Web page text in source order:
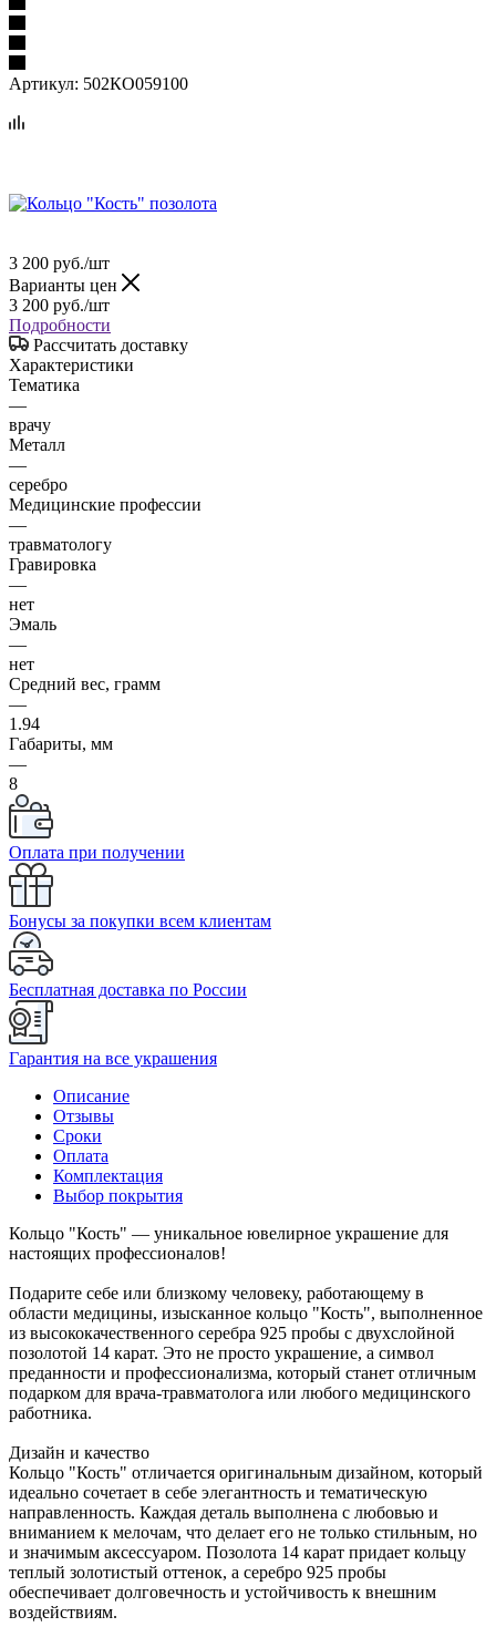
Артикул: 502КО059100
3 200 руб./шт
Варианты цен
3 200 руб./шт
Подробности
Рассчитать доставку
Характеристики
Тематика
—
врачу
Металл
—
серебро
Медицинские профессии
—
травматологу
Гравировка
—
нет
Эмаль
—
нет
Средний вес, грамм
—
1.94
Габариты, мм
—
8
Оплата при получении
Бонусы за покупки всем клиентам
Бесплатная доставка по России
Гарантия на все украшения
Описание
Отзывы
Сроки
Оплата
Комплектация
Выбор покрытия
Кольцо "Кость" — уникальное ювелирное украшение для
настоящих профессионалов!
Подарите себе или близкому человеку, работающему в
области медицины, изысканное кольцо "Кость", выполненное
из высококачественного серебра 925 пробы с двухслойной
позолотой 14 карат. Это не просто украшение, а символ
преданности и профессионализма, который станет отличным
подарком для врача-травматолога или любого медицинского
работника.
Дизайн и качество
Кольцо "Кость" отличается оригинальным дизайном, который
идеально сочетает в себе элегантность и тематическую
направленность. Каждая деталь выполнена с любовью и
вниманием к мелочам, что делает его не только стильным, но
и значимым аксессуаром. Позолота 14 карат придает кольцу
теплый золотистый оттенок, а серебро 925 пробы
обеспечивает долговечность и устойчивость к внешним
воздействиям.